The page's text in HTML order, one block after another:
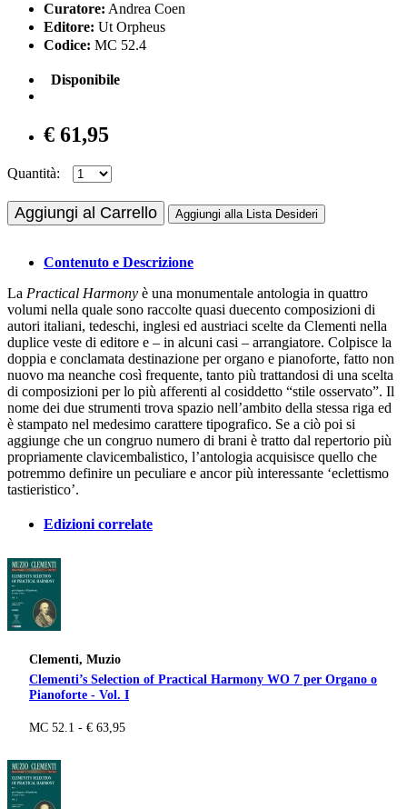
Curatore: Andrea Coen
Editore: Ut Orpheus
Codice: MC 52.4
Disponibile
€ 61,95
Quantità:
Aggiungi al Carrello Aggiungi alla Lista Desideri
Contenuto e Descrizione
La Practical Harmony è una monumentale antologia in quattro
volumi nella quale sono raccolte quasi duecento composizioni di
autori italiani, tedeschi, inglesi ed austriaci scelte da Clementi nella
duplice veste di editore e – in alcuni casi – arrangiatore. Colpisce la
doppia e conclamata destinazione per organo e pianoforte, fatto non
nuovo ma neanche così frequente, tanto più trattandosi di una scelta
di composizioni per lo più afferenti al cosiddetto “stile osservato”. Il
nome dei due strumenti trova spazio nell’ambito della stessa riga ed
è stampato nel medesimo carattere tipografico. Se a ciò poi si
aggiunge che un congruo numero di brani è tratto dal repertorio più
propriamente clavicembalistico, l’antologia acquisisce quello che
potremmo definire un peculiare e ancor più interessante ‘eclettismo
tastieristico’.
Edizioni correlate
Clementi, Muzio
Clementi’s Selection of Practical Harmony WO 7 per Organo o
Pianoforte - Vol. I
MC 52.1 - € 63,95